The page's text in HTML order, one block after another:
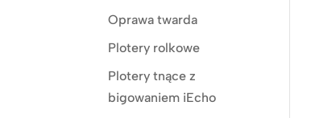
Oprawa twarda
Plotery rolkowe
Plotery tnące z
bigowaniem iEcho